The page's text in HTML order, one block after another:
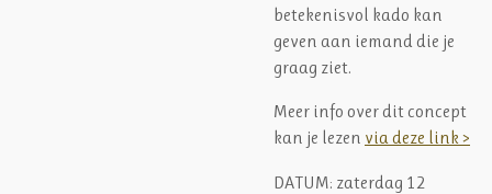
betekenisvol kado kan
geven aan iemand die je
graag ziet.
‍Meer info over dit concept
kan je lezen via deze link >
DATUM: zaterdag 12